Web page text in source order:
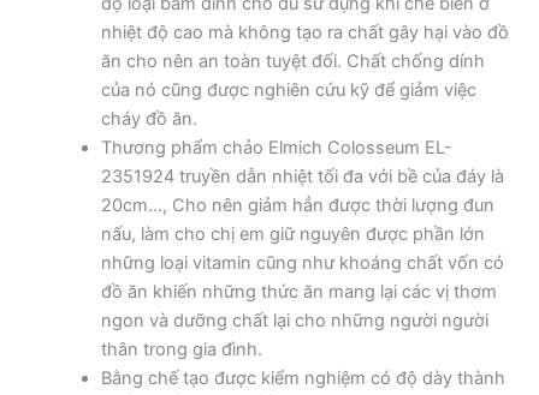
nhiệt độ cao mà không tạo ra chất gây hại vào đồ
ăn cho nên an toàn tuyệt đối. Chất chống dính
của nó cũng được nghiên cứu kỹ để giảm việc
cháy đồ ăn.
Thương phẩm chảo Elmich Colosseum EL-
2351924 truyền dẫn nhiệt tối đa với bề của đáy là
20cm…, Cho nên giảm hẳn được thời lượng đun
nấu, làm cho chị em giữ nguyên được phần lớn
những loại vitamin cũng như khoáng chất vốn có
đồ ăn khiến những thức ăn mang lại các vị thơm
ngon và dưỡng chất lại cho những người người
thân trong gia đình.
Bằng chế tạo được kiểm nghiệm có độ dày thành